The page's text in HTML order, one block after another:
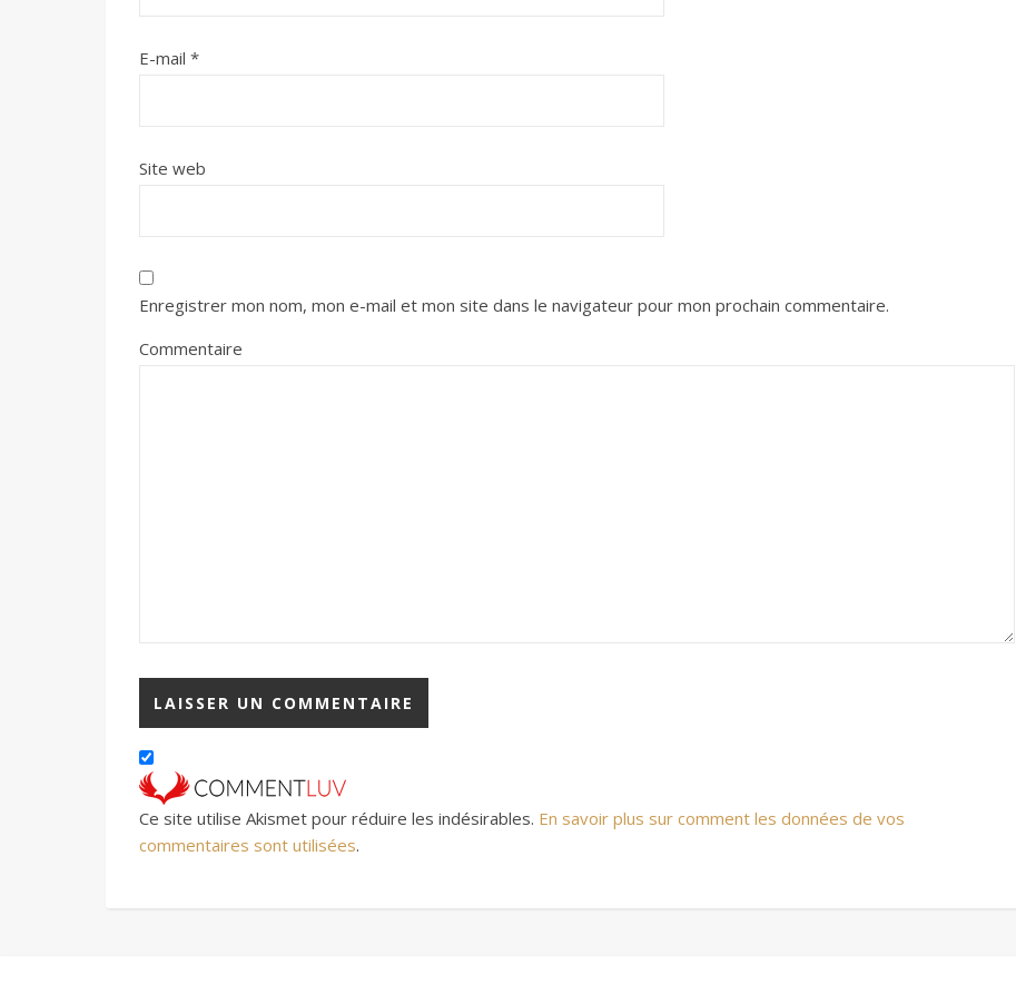
E-mail *
Site web
Enregistrer mon nom, mon e-mail et mon site dans le navigateur pour mon prochain commentaire.
Commentaire
Ce site utilise Akismet pour réduire les indésirables. En savoir plus sur comment les données de vos
commentaires sont utilisées.